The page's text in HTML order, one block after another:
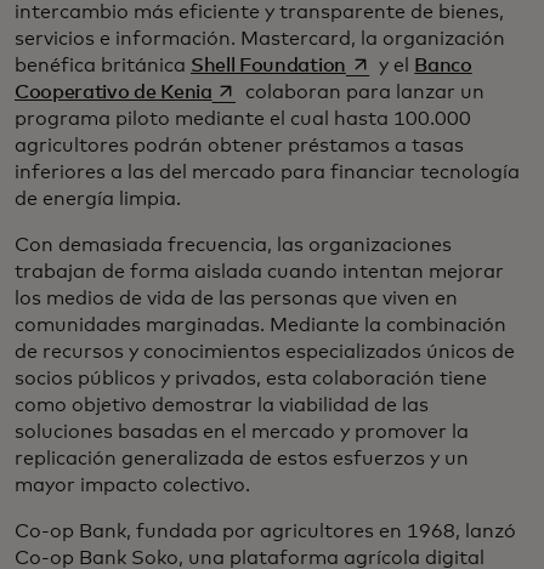
intercambio más eficiente y transparente de bienes,
servicios e información. Mastercard, la organización
benéfica británica Shell Foundationse abre en una
y el
Banco
Cooperativo de Keniase abre en una pestaña nueva
colaboran para lanzar un
programa piloto mediante el cual hasta 100.000
agricultores podrán obtener préstamos a tasas
inferiores a las del mercado para financiar tecnología
de energía limpia.
Con demasiada frecuencia, las organizaciones
trabajan de forma aislada cuando intentan mejorar
los medios de vida de las personas que viven en
comunidades marginadas. Mediante la combinación
de recursos y conocimientos especializados únicos de
socios públicos y privados, esta colaboración tiene
como objetivo demostrar la viabilidad de las
soluciones basadas en el mercado y promover la
replicación generalizada de estos esfuerzos y un
mayor impacto colectivo.
Co-op Bank, fundada por agricultores en 1968, lanzó
Co-op Bank Soko, una plataforma agrícola digital